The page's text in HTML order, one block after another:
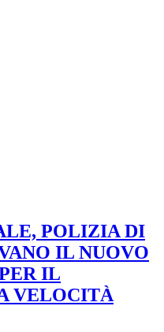
POLIZIA DI
IL NUOVO
IL
VELOCITÀ